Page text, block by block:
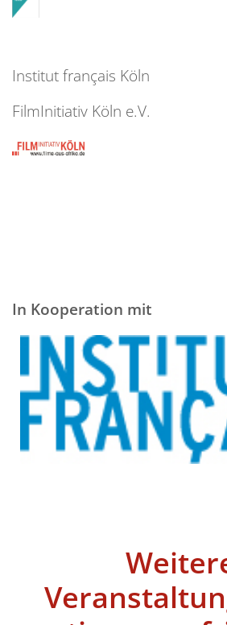
Institut français Köln
FilmInitiativ Köln e.V.
In Kooperation mit